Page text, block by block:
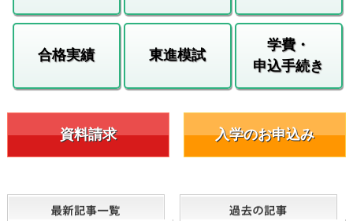
合格実績 東進模試
学費・
申込手続き
資料請求 入学のお申込み
最新記事一覧